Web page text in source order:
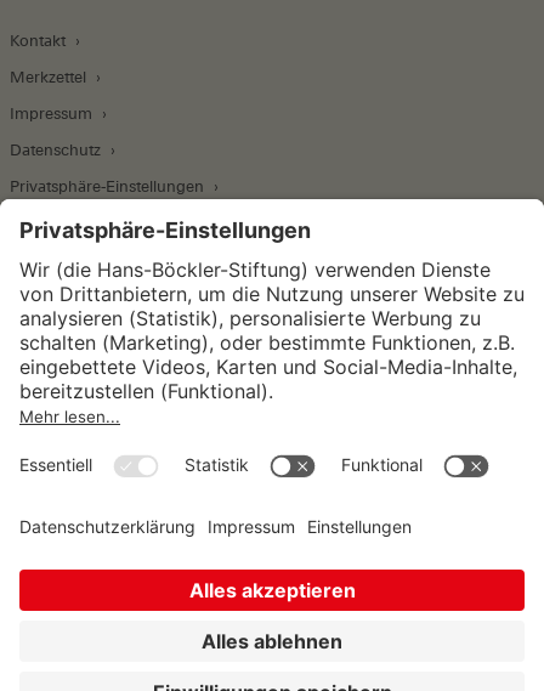
Kontakt
Merkzettel
Impressum
Datenschutz
Privatsphäre-Einstellungen
Wirtschafts- und Sozialwissenschaftliches Institut
Institut für Makroökonomie und
Konjunkturforschung
Unternehmensführung
Sozialrecht